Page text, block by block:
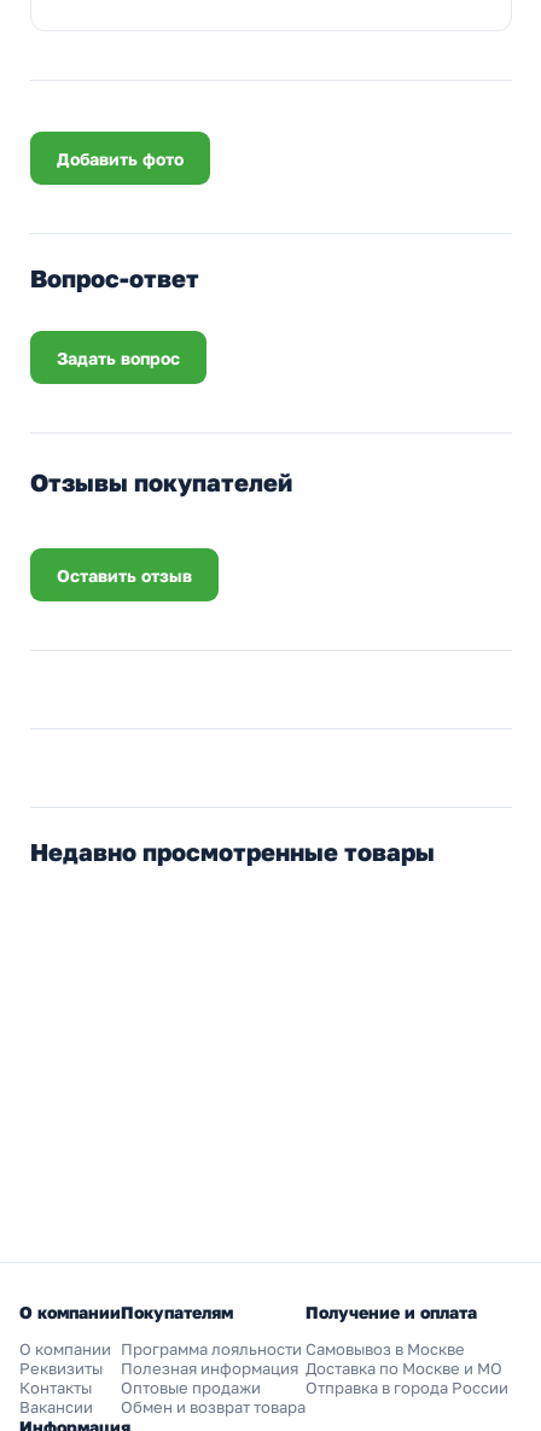
Добавить фото
Вопрос-ответ
Задать вопрос
Отзывы покупателей
Оставить отзыв
Недавно просмотренные товары
О компании
О компании
Реквизиты
Контакты
Вакансии
Покупателям
Программа лояльности
Полезная информация
Оптовые продажи
Обмен и возврат товара
Получение и оплата
Самовывоз в Москве
Доставка по Москве и МО
Отправка в города России
Информация